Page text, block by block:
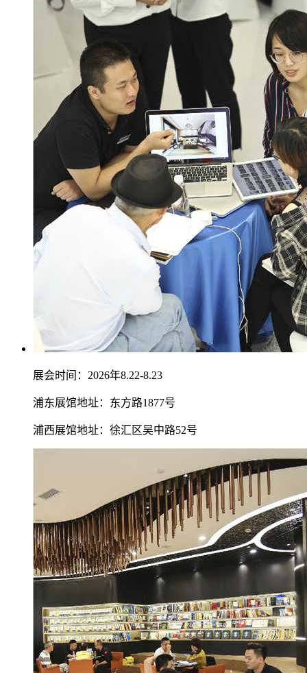
展会时间：2026年8.22-8.23
浦东展馆地址：东方路1877号
浦西展馆地址：徐汇区吴中路52号